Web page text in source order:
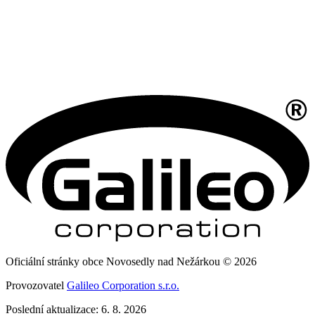
Oficiální stránky obce Novosedly nad Nežárkou © 2026
Provozovatel Galileo Corporation s.r.o.
Poslední aktualizace: 6. 8. 2026